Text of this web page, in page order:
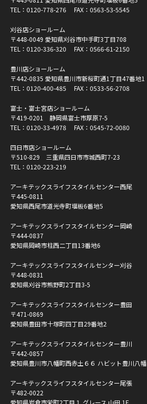
TEL： 0120-778-276 FAX：0563-53-5545
刈谷店ショールーム
〒448-0049 愛知県刈谷市中手町3丁目708
TEL： 0120-336-320 FAX：0566-61-2150
豊川店ショールーム
〒442-0835 愛知県豊川市新桜町通1丁目47番地1
TEL： 0120-400-485 FAX：0533-56-2708
富士・富士宮店ショールーム
〒419-0201 静岡県富士市厚原7-5
TEL： 0120-33-4978 FAX：0545-72-0080
四日市店ショールーム
〒510-829 三重県四日市市城西町7-23
TEL： 0120-223-219
アーキテックスライフスタイルセンター西尾
〒445-0811
愛知県西尾市道光寺町堰板6番地5
アーキテックスライフスタイルセンター岡崎
〒444-0837
愛知県岡崎市柱西二丁目13番地6
アーキテックスライフスタイルセンター刈谷
〒448-0831
愛知県刈谷市熊野町2丁目3-5
アーキテックスライフスタイルセンター豊田
〒471-0869
愛知県豊田市十塚町四丁目29番地2
アーキテックスライフスタイルセンター豊川
〒442-0857
愛知県豊川市八幡町西赤土６６ ハビット豊川八幡
アーキテックスライフスタイルセンター尾張
〒482-0022
愛知県岩倉市栄町2丁目１ グレース 山田 1F